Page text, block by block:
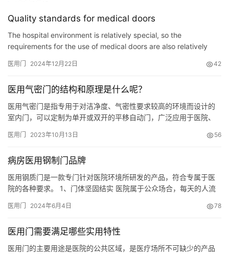
Quality standards for medical doors
The hospital environment is relatively special, so the
requirements for the use of medical doors are also relatively
medium-siz…
医用门 2024年12月22日 42
医用气密门的结构和原理是什么呢？
医用气密门是指专用于对洁净度、气密性要求较高的环境而设计的
室内门，可以定制为单开或双开的平移自动门，广泛应用于医院、
构和原理是什么呢？大家一起来了解下吧！ 我们都知道，气密门是
靠，具有气密、保温、抗冲击、防风防尘等优势的自动气密门。 医
用气密门…
医用门 2023年10月13日 56
病房医用钢制门品牌
医用钢质门是一款专门针对医院环境所研发的产品，符合专属于医
院的各种要求。 1、门体坚固结实 医院属于公众场合，每天的人流
择硬度高的材料会大大增加门体的使用寿命，减少由维修带来的麻
有时碰撞十分强烈，再加上医院是公共场所，人多人杂，更免不了
踢门…
医用门 2024年6月4日 78
医用门需要满足哪些实用特性
医用门的主要用途是医院的公共区域，是医疗场所不可缺少的产品